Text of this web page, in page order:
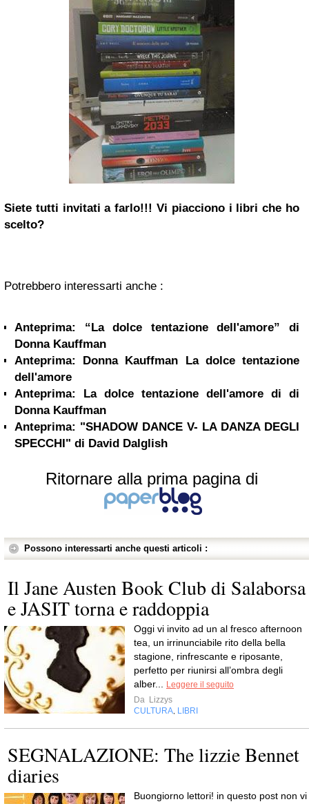
Siete tutti invitati a farlo!!! Vi piacciono i libri che ho
scelto?
Potrebbero interessarti anche :
Anteprima: “La dolce tentazione dell'amore” di
Donna Kauffman
Anteprima: Donna Kauffman La dolce tentazione
dell'amore
Anteprima: La dolce tentazione dell'amore di di
Donna Kauffman
Anteprima: "SHADOW DANCE V- LA DANZA DEGLI
SPECCHI" di David Dalglish
Ritornare alla prima pagina di
Possono interessarti anche questi articoli :
Il Jane Austen Book Club di Salaborsa
e JASIT torna e raddoppia
Oggi vi invito ad un al fresco afternoon
tea, un irrinunciabile rito della bella
stagione, rinfrescante e riposante,
perfetto per riunirsi all’ombra degli
alber...
Leggere il seguito
Da Lizzys
CULTURA LIBRI
SEGNALAZIONE: The lizzie Bennet
diaries
Buongiorno lettori! in questo post non vi